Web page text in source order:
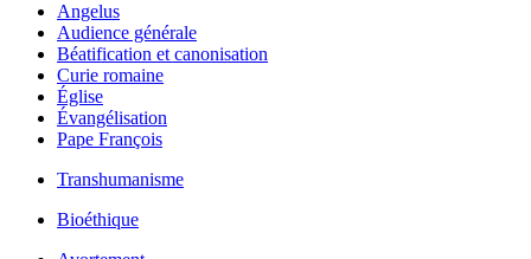
Angelus
Audience générale
Béatification et canonisation
Curie romaine
Église
Évangélisation
Pape François
Transhumanisme
Bioéthique